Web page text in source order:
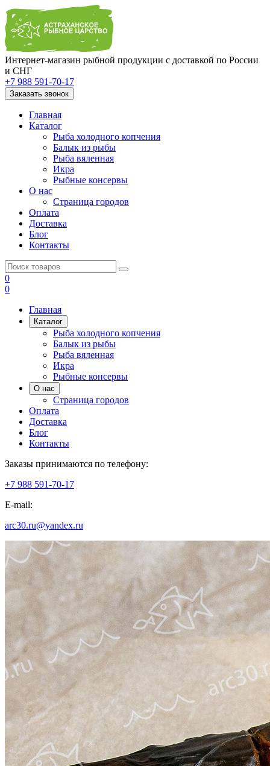
Интернет-магазин рыбной продукции с доставкой по России
и СНГ
+7 988 591-70-17
Заказать звонок
Главная
Каталог
Рыба холодного копчения
Балык из рыбы
Рыба вяленная
Икра
Рыбные консервы
О нас
Страница городов
Оплата
Доставка
Блог
Контакты
0
0
Главная
Каталог
Рыба холодного копчения
Балык из рыбы
Рыба вяленная
Икра
Рыбные консервы
О нас
Страница городов
Оплата
Доставка
Блог
Контакты
Заказы принимаются по телефону:
+7 988 591-70-17
E-mail:
arc30.ru@yandex.ru